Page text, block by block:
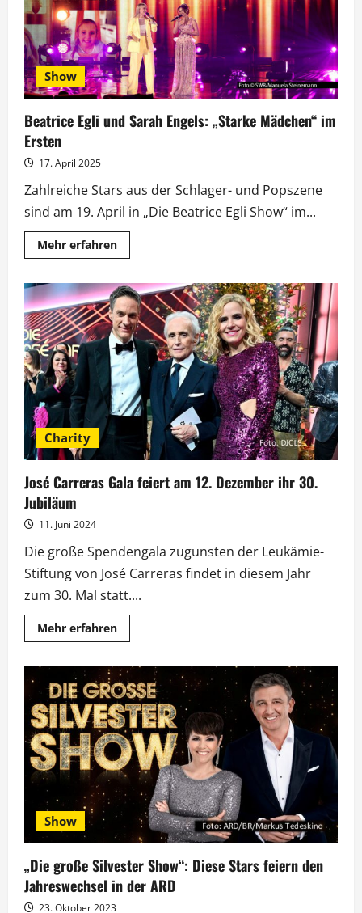
Show
Beatrice Egli und Sarah Engels: „Starke Mädchen“ im
Ersten
17. April 2025
Zahlreiche Stars aus der Schlager- und Popszene
sind am 19. April in „Die Beatrice Egli Show“ im...
Mehr erfahrenMehr
Informationen
Egli
und
Sarah
Engels:
„Starke
Mädchen“
im
Ersten
Charity
José Carreras Gala feiert am 12. Dezember ihr 30.
Jubiläum
11. Juni 2024
Die große Spendengala zugunsten der Leukämie-
Stiftung von José Carreras findet in diesem Jahr
zum 30. Mal statt....
Mehr erfahrenMehr
Informationen
Carreras
Gala
feiert
am
12.
Dezember
ihr
30.
Jubiläum
Show
„Die große Silvester Show“: Diese Stars feiern den
Jahreswechsel in der ARD
23. Oktober 2023